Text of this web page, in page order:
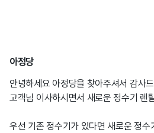
아정당
안녕하세요 아정당을 찾아주셔서 감사
고객님 이사하시면서 새로운 정수기 렌
우선 기존 정수기가 있다면 새로운 정수